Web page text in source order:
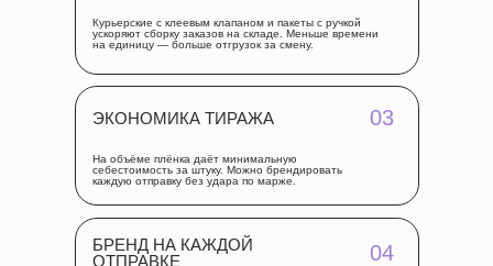
04
БРЕНД НА КАЖДОЙ
ОТПРАВКЕ
03
Курьерские с клеевым клапаном и пакеты с ручкой
ускоряют сборку заказов на складе. Меньше времени
на единицу — больше отгрузок за смену.
ЭКОНОМИКА ТИРАЖА
На объёме плёнка даёт минимальную
себестоимость за штуку. Можно брендировать
каждую отправку без удара по марже.